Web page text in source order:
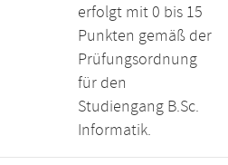
erfolgt mit 0 bis 15
Punkten gemäß der
Prüfungsordnung
für den
Studiengang B.Sc.
Informatik.